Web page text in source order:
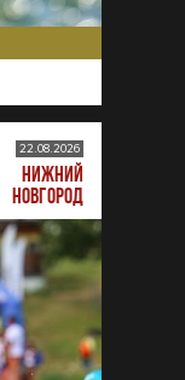
22.08.2026
НИЖНИЙ
НОВГОРОД